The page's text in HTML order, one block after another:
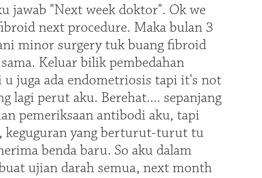
jawab "Next week doktor". Ok we
next procedure. Maka bulan 3
minor surgery tuk buang fibroid
Keluar bilik pembedahan
juga ada endometriosis tapi it's not
lagi perut aku. Berehat.... sepanjang
pemeriksaan antibodi aku, tapi
keguguran yang berturut-turut tu
benda baru. So aku dalam
ujian darah semua, next month